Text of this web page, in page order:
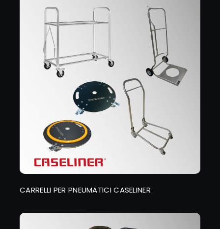
CARRELLI PER PNEUMATICI CASELINER